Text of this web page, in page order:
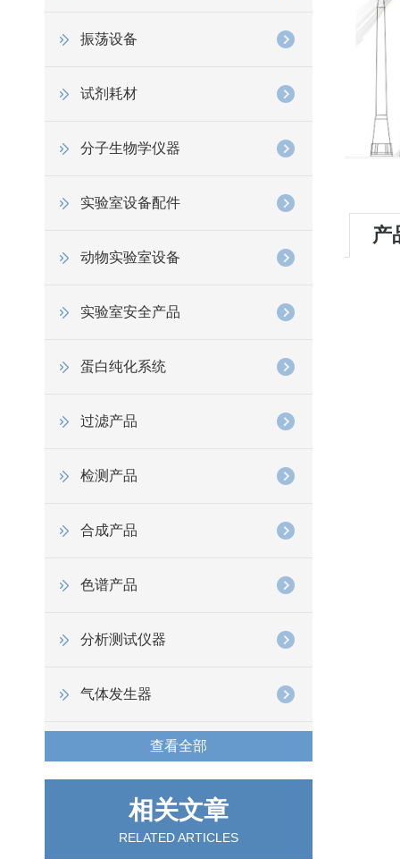
振荡设备
试剂耗材
分子生物学仪器
实验室设备配件
动物实验室设备
实验室安全产品
蛋白纯化系统
过滤产品
检测产品
合成产品
色谱产品
分析测试仪器
气体发生器
查看全部
相关文章
RELATED ARTICLES
产